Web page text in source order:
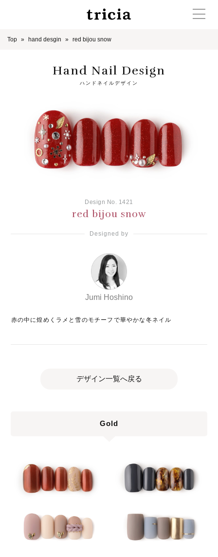
Top hand desgin red bijou snow
Hand Nail Design
ハンドネイルデザイン
Design No. 1421
red bijou snow
Designed by
Jumi Hoshino
赤の中に煌めくラメと雪のモチーフで華やかな冬ネイル
デザイン一覧へ戻る
Gold